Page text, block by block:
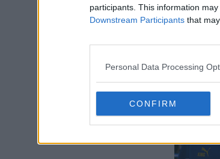
participants. This information
Downstream Participants that
Personal Data Processing
CONFIRM